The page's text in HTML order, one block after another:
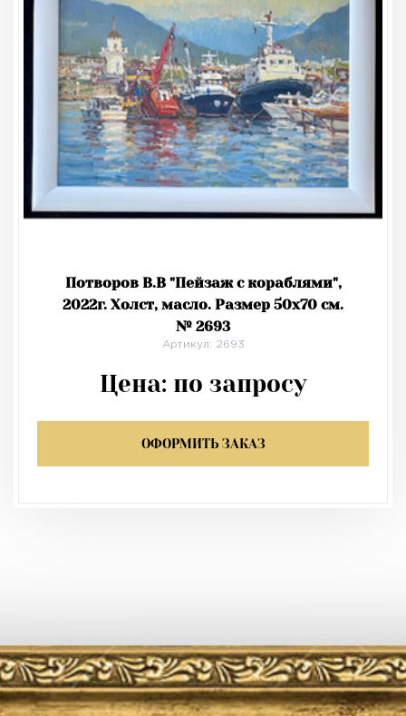
Потворов В.В "Пейзаж с кораблями",
2022г. Холст, масло. Размер 50х70 см.
№ 2693
Артикул: 2693
Цена: по запросу
ОФОРМИТЬ ЗАКАЗ